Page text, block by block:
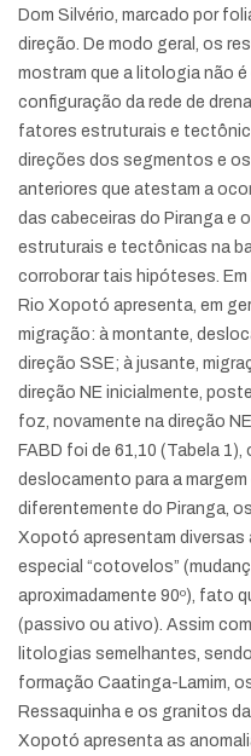
Dom Silvério, marcado por
direção. De modo geral, os
mostram que a litologia não
configuração da rede de
fatores estruturais e
direções dos segmentos e
anteriores que atestam a
das cabeceiras do Piranga e
estruturais e tectônicas na
corroborar tais hipóteses.
Rio Xopotó apresenta, em
migração: à montante,
direção SSE; à jusante,
direção NE inicialmente,
foz, novamente na direção
FABD foi de 61,10 (Tabela
deslocamento para a
diferentemente do Piranga,
Xopotó apresentam diversas
especial “cotovelos”
aproximadamente 90º), fato
(passivo ou ativo). Assim
litologias semelhantes,
formação Caatinga-Lamim,
Ressaquinha e os granitos
Xopotó apresenta as